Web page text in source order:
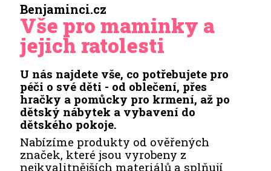
Benjaminci.cz
Vše pro maminky a
jejich ratolesti
U nás najdete vše, co potřebujete pro
péči o své děti - od oblečení, přes
hračky a pomůcky pro krmení, až po
dětský nábytek a vybavení do
dětského pokoje.
Nabízíme produkty od ověřených
značek, které jsou vyrobeny z
nejkvalitnějších materiálů a splňují